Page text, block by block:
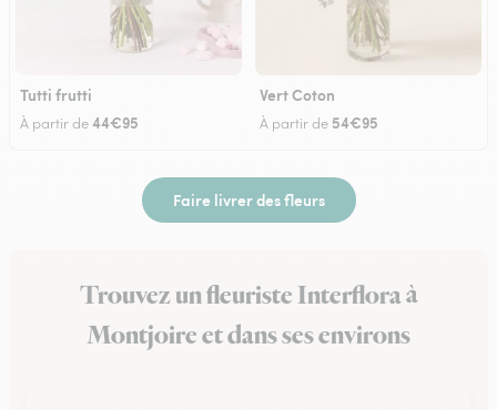
Tutti frutti
À partir de44€95
Vert Coton
À partir de 54€95
Faire livrer des fleurs
Trouvez un fleuriste Interflora à
Montjoire et dans ses environs